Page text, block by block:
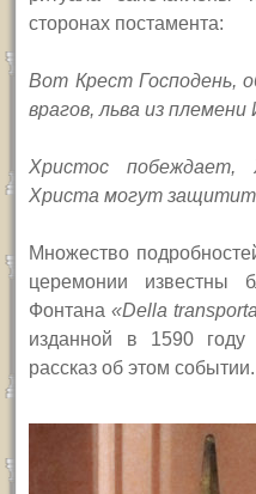
сторонах постамента:
Вот Крест Господень,
врагов, льва из
Христос побеждает,
Христа могут
Множество
церемонии известны
Фонтана«Della
изданной в 1590
рассказ об этом событии.